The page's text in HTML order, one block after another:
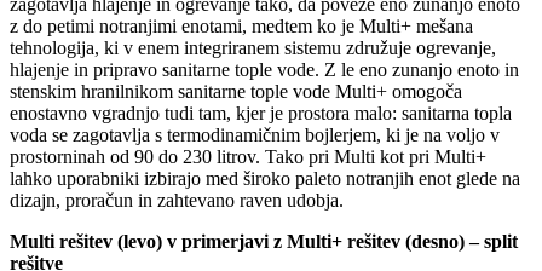
zagotavlja hlajenje in ogrevanje tako, da poveže eno zunanjo enoto
z do petimi notranjimi enotami, medtem ko je Multi+ mešana
tehnologija, ki v enem integriranem sistemu združuje ogrevanje,
hlajenje in pripravo sanitarne tople vode. Z le eno zunanjo enoto in
stenskim hranilnikom sanitarne tople vode Multi+ omogoča
enostavno vgradnjo tudi tam, kjer je prostora malo: sanitarna topla
voda se zagotavlja s termodinamičnim bojlerjem, ki je na voljo v
prostorninah od 90 do 230 litrov. Tako pri Multi kot pri Multi+
lahko uporabniki izbirajo med široko paleto notranjih enot glede na
dizajn, proračun in zahtevano raven udobja.
Multi rešitev (levo) v primerjavi z Multi+ rešitev (desno) – split
rešitve